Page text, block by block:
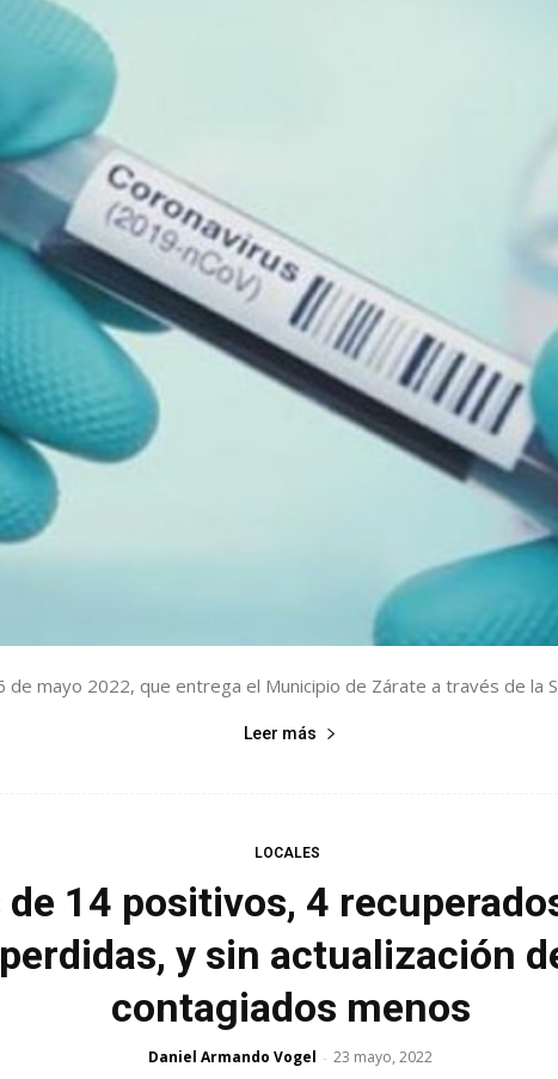
mayo 2022, que entrega el Municipio de Zárate a través de la
Leer más
LOCALES
de 14 positivos, 4
y sin actualización
contagiados menos
Daniel Armando Vogel - 23 mayo, 2022